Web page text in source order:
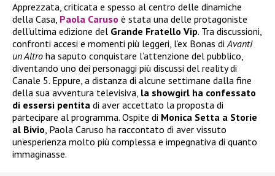
Apprezzata, criticata e spesso al centro delle dinamiche
della Casa, Paola Caruso è stata una delle protagoniste
dell’ultima edizione del Grande Fratello Vip. Tra discussioni,
confronti accesi e momenti più leggeri, l’ex Bonas diAvanti
un Altro ha saputo conquistare l’attenzione del pubblico,
diventando uno dei personaggi più discussi del reality di
Canale 5. Eppure, a distanza di alcune settimane dalla fine
della sua avventura televisiva, la showgirl ha confessato
di essersi pentita di aver accettato la proposta di
partecipare al programma. Ospite di Monica Setta a Storie
al Bivio, Paola Caruso ha raccontato di aver vissuto
un’esperienza molto più complessa e impegnativa di quanto
immaginasse.